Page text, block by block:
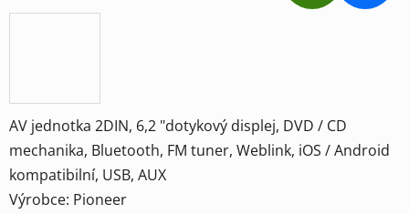
AV jednotka 2DIN, 6,2 "dotykový displej, DVD / CD
mechanika, Bluetooth, FM tuner, Weblink, iOS / Android
kompatibilní, USB, AUX
Výrobce: Pioneer